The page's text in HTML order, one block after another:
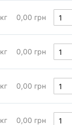
кг 0,00 грн
кг 0,00 грн
кг 0,00 грн
кг 0,00 грн